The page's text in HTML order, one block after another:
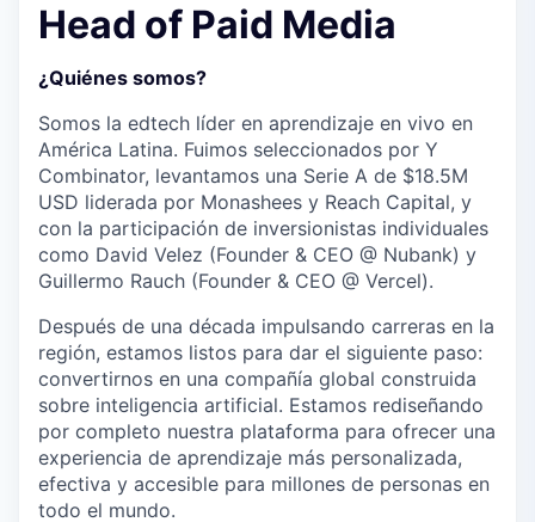
Head of Paid Media
¿Quiénes somos?
Somos la edtech líder en aprendizaje en vivo en
América Latina. Fuimos seleccionados por Y
Combinator, levantamos una Serie A de $18.5M
USD liderada por Monashees y Reach Capital, y
con la participación de inversionistas individuales
como David Velez (Founder & CEO @ Nubank) y
Guillermo Rauch (Founder & CEO @ Vercel).
Después de una década impulsando carreras en la
región, estamos listos para dar el siguiente paso:
convertirnos en una compañía global construida
sobre inteligencia artificial. Estamos rediseñando
por completo nuestra plataforma para ofrecer una
experiencia de aprendizaje más personalizada,
efectiva y accesible para millones de personas en
todo el mundo.